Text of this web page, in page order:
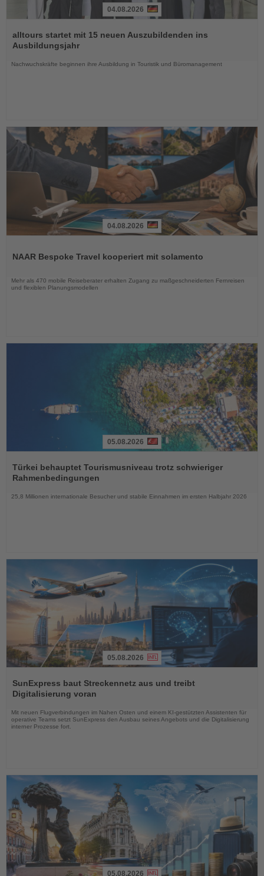
Sie
die
04.08.2026
alltours startet mit 15 neuen Auszubildenden ins
Ausbildungsjahr
Nachwuchskräfte beginnen ihre Ausbildung in Touristik und Büromanagement
die
04.08.2026
NAAR Bespoke Travel kooperiert mit solamento
Mehr als 470 mobile Reiseberater erhalten Zugang zu maßgeschneiderten Fernreisen
und flexiblen Planungsmodellen
Sie
die
05.08.2026
Türkei behauptet Tourismusniveau trotz schwieriger
Rahmenbedingungen
25,8 Millionen internationale Besucher und stabile Einnahmen im ersten Halbjahr 2026
Sie
die
Nachrichten
05.08.2026
SunExpress baut Streckennetz aus und treibt
Digitalisierung voran
Mit neuen Flugverbindungen im Nahen Osten und einem KI-gestützten Assistenten für
operative Teams setzt SunExpress den Ausbau seines Angebots und die Digitalisierung
interner Prozesse fort.
05.08.2026